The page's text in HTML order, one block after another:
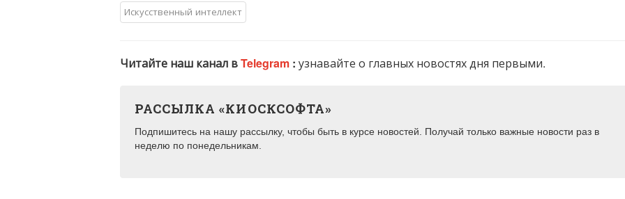
Искусственный интеллект
Читайте наш канал вTelegram : узнавайте о главных новостях дня первыми.
РАССЫЛКА «КИОСКСОФТА»
Подпишитесь на нашу рассылку, чтобы быть в курсе новостей. Получай только важные новости раз в
неделю по понедельникам.